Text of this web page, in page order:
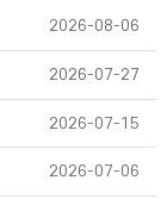
2026-08-06
2026-07-27
2026-07-15
2026-07-06